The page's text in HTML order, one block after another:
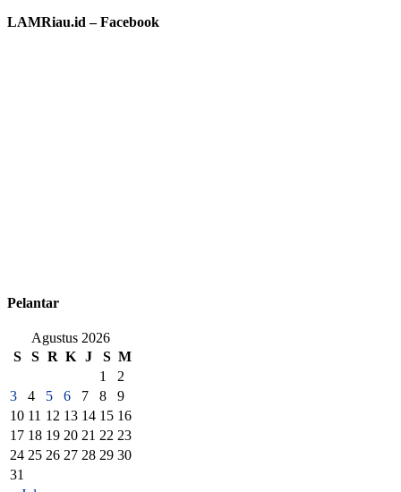
LAMRiau.id – Facebook
Pelantar
Agustus 2026
S
S R K J S M
1
2
3
4 5 6 7 8
9
10 11 12 13 14 15 16
17 18 19 20 21 22 23
24 25 26 27 28 29 30
31